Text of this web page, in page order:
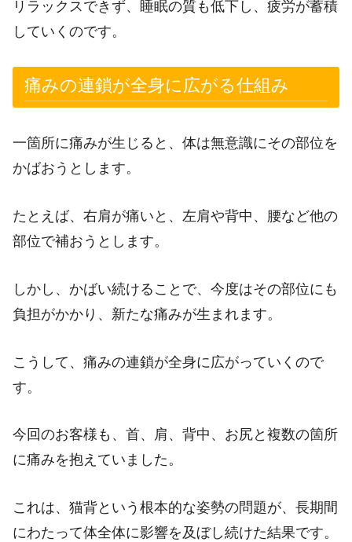
リラックスできず、睡眠の質も低下し、疲労が蓄積
していくのです。
痛みの連鎖が全身に広がる仕組み
一箇所に痛みが生じると、体は無意識にその部位を
かばおうとします。
たとえば、右肩が痛いと、左肩や背中、腰など他の
部位で補おうとします。
しかし、かばい続けることで、今度はその部位にも
負担がかかり、新たな痛みが生まれます。
こうして、痛みの連鎖が全身に広がっていくので
す。
今回のお客様も、首、肩、背中、お尻と複数の箇所
に痛みを抱えていました。
これは、猫背という根本的な姿勢の問題が、長期間
にわたって体全体に影響を及ぼし続けた結果です。